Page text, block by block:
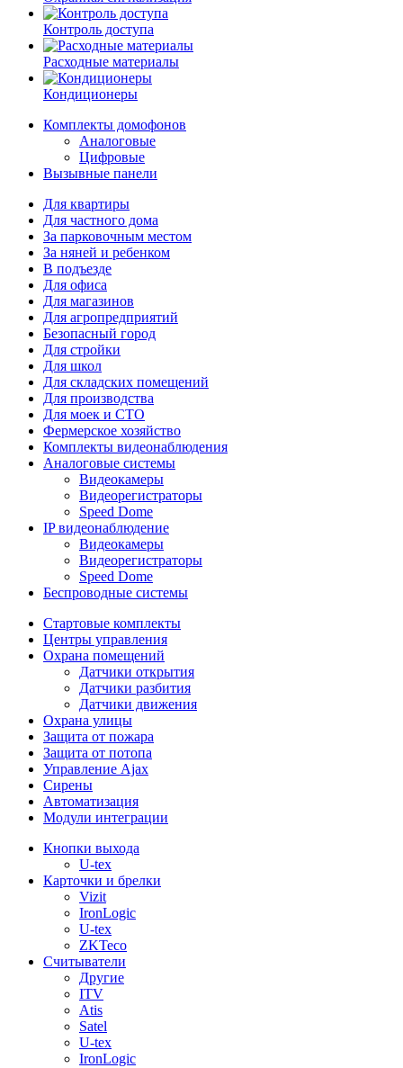
Контроль доступа
Расходные материалы
Кондиционеры
Комплекты домофонов
Аналоговые
Цифровые
Вызывные панели
Для квартиры
Для частного дома
За парковочным местом
За няней и ребенком
В подъезде
Для офиса
Для магазинов
Для агропредприятий
Безопасный город
Для стройки
Для школ
Для складских помещений
Для производства
Для моек и СТО
Фермерское хозяйство
Комплекты видеонаблюдения
Аналоговые системы
Видеокамеры
Видеорегистраторы
Speed Dome
IP видеонаблюдение
Видеокамеры
Видеорегистраторы
Speed Dome
Беспроводные системы
Стартовые комплекты
Центры управления
Охрана помещений
Датчики открытия
Датчики разбития
Датчики движения
Охрана улицы
Защита от пожара
Защита от потопа
Управление Ajax
Сирены
Автоматизация
Модули интеграции
Кнопки выхода
U-tex
Карточки и брелки
Vizit
IronLogic
U-tex
ZKTeco
Считыватели
Другие
ITV
Atis
Satel
U-tex
IronLogic